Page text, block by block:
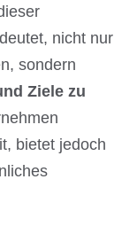
nicht nur
sondern
Ziele zu
bietet jedoch